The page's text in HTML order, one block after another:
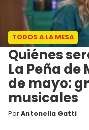
TODOS A LA MESA
Quiénes
La Peña de
de mayo:
musicales
PorAntonella Gatti